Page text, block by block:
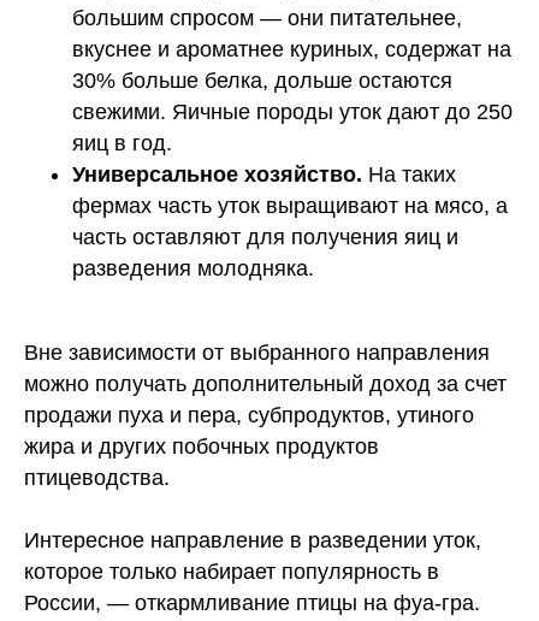
большим спросом — они питательнее,
вкуснее и ароматнее куриных, содержат на
30% больше белка, дольше остаются
свежими. Яичные породы уток дают до 250
яиц в год.
Универсальное хозяйство. На таких
фермах часть уток выращивают на мясо, а
часть оставляют для получения яиц и
разведения молодняка.
Вне зависимости от выбранного направления
можно получать дополнительный доход за счет
продажи пуха и пера, субпродуктов, утиного
жира и других побочных продуктов
птицеводства.
Интересное направление в разведении уток,
которое только набирает популярность в
России, — откармливание птицы на фуа-гра.